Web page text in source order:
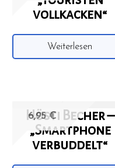
vollkacken“
Weiterlesen
Hösti Becher –
„Smartphone
verbuddelt“
6,95€